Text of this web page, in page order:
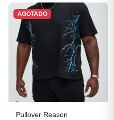
AGOTADO
Pullover Reason